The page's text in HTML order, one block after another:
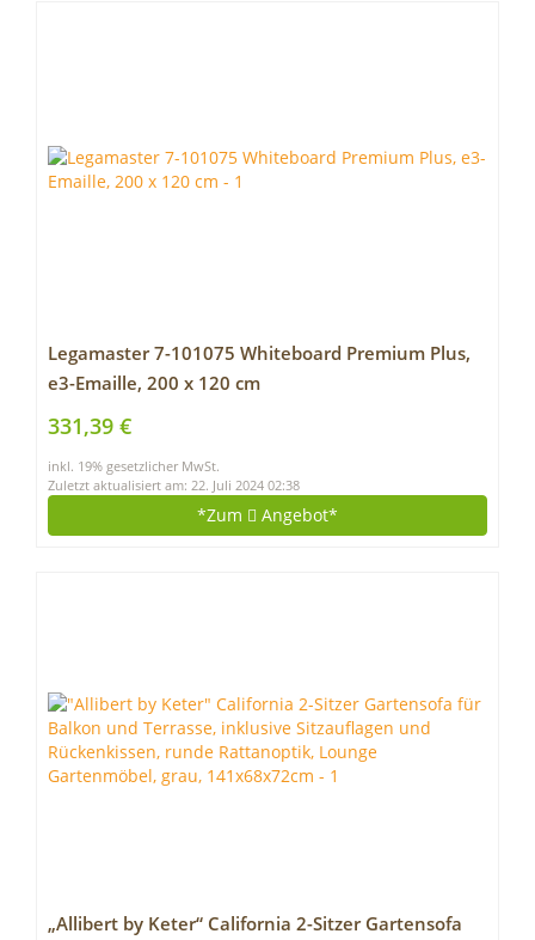
Legamaster 7-101075 Whiteboard Premium Plus,
e3-Emaille, 200 x 120 cm
331,39 €
inkl. 19% gesetzlicher MwSt.
Zuletzt aktualisiert am: 22. Juli 2024 02:38
*Zum Angebot*
„Allibert by Keter“ California 2-Sitzer Gartensofa